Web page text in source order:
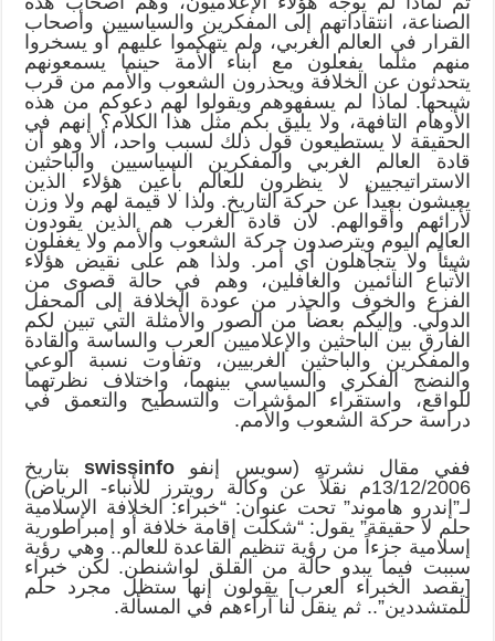
الصناعة، انتقاداتهم إلى المفكرين والسياسيين وأصحاب
القرار في العالم الغربي، ولم يتهكموا عليهم أو يسخروا
منهم مثلما يفعلون مع أبناء الأمة حينما يسمعونهم
يتحدثون عن الخلافة ويحذرون الشعوب والأمم من قرب
شبحها. لماذا لم يسفهوهم ويقولوا لهم دعوكم من هذه
الأوهام التافهة، ولا يليق بكم مثل هذا الكلام؟ إنهم في
الحقيقة لا يستطيعون قول ذلك لسبب واحد، ألا وهو أن
قادة العالم الغربي والمفكرين السياسيين والباحثين
الاستراتيجيين لا ينظرون للعالم بأعين هؤلاء الذين
يعيشون بعيداً عن حركة التاريخ. ولذا لا قيمة لهم ولا وزن
لأرائهم وأقوالهم. لأن قادة الغرب هم الذين يقودون
العالم اليوم ويترصدون حركة الشعوب والأمم ولا يغفلون
شيئاً ولا يتجاهلون أي أمر. ولذا هم على نقيض هؤلاء
الأتباع النائمين والغافلين، وهم في حالة قصوى من
الفزع والخوف والحذر من عودة الخلافة إلى المحفل
الدولي. وإليكم بعضاً من الصور والأمثلة التي تبين لكم
الفارق بين الباحثين والإعلاميين العرب والساسة والقادة
والمفكرين والباحثين الغربيين، وتفاوت نسبة الوعي
والنضج الفكري والسياسي بينهما، واختلاف نظرتهما
للواقع، واستقراء المؤشرات والتسطيح والتعمق في
دراسة حركة الشعوب والأمم.
ففي مقال نشرته (سويس إنفو swissinfoبتاريخ
13/12/2006م نقلاً عن وكالة رويترز للأنباء- الرياض)
لـ”إندرو هاموند” تحت عنوان: “خبراء: الخلافة الإسلامية
حلم لا حقيقة” يقول: “شكلت إقامة خلافة أو إمبراطورية
إسلامية جزءاً من رؤية تنظيم القاعدة للعالم.. وهي رؤية
سببت فيما يبدو حالة من القلق لواشنطن. لكن خبراء
[يقصد الخبراء العرب] يقولون إنها ستظل مجرد حلم
للمتشددين”.. ثم ينقل لنا آراءهم في المسألة.